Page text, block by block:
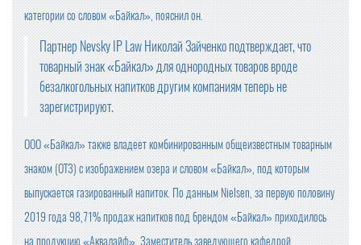
категории со словом «Байкал», пояснил он.
Партнер Nevsky IP Law Николай Зайченко подтверждает, что
товарный знак «Байкал» для однородных товаров вроде
безалкогольных напитков другим компаниям теперь не
зарегистрируют.
ООО «Байкал» также владеет комбинированным общеизвестным товарным
знаком (ОТЗ) с изображением озера и словом «Байкал», под которым
выпускается газированный напиток. По данным Nielsen, за первую половину
2019 года 98,71% продаж напитков под брендом «Байкал» приходилось
на продукцию «Аквалайф». Заместитель заведующего кафедрой